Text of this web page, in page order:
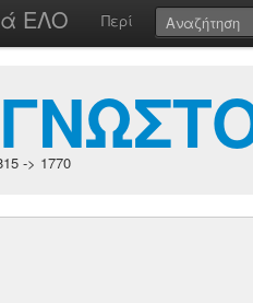
ΕΛΟ Περί
-> 1770